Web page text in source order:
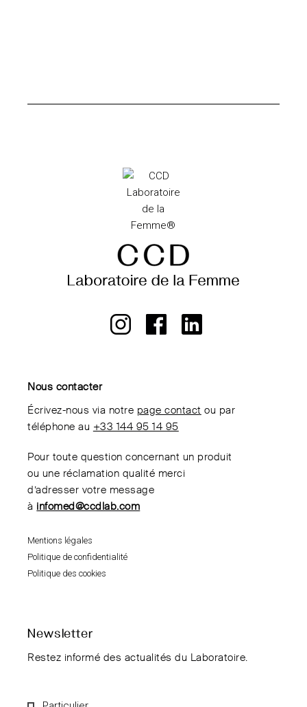
Nous contacter
Écrivez-nous via notre page contact ou par
téléphone au +33 144 95 14 95
Pour toute question concernant un produit
ou une réclamation qualité merci
d’adresser votre message
à infomed@ccdlab.com
Mentions légales
Politique de confidentialité
Politique des cookies
Newsletter
Restez informé des actualités du Laboratoire.